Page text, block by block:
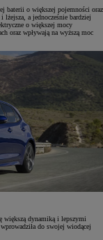
baterii o większej pojemności oraz
a jednocześnie bardziej
o większej mocy
oraz wpływają na wyższą moc
większą dynamiką i lepszymi
do swojej wiodącej